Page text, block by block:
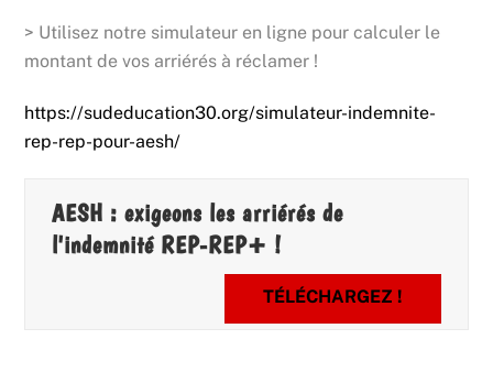
> Utilisez notre simulateur en ligne pour calculer le
montant de vos arriérés à réclamer !
https://sudeducation30.org/simulateur-indemnite-
rep-rep-pour-aesh/
AESH : exigeons les arriérés de
l'indemnité REP-REP+ !
TÉLÉCHARGEZ !